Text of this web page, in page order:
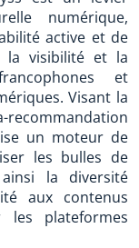
numérique,
active et de
la visibilité et la
et
Visant la
un moteur de
les bulles de
la diversité
aux contenus
plateformes